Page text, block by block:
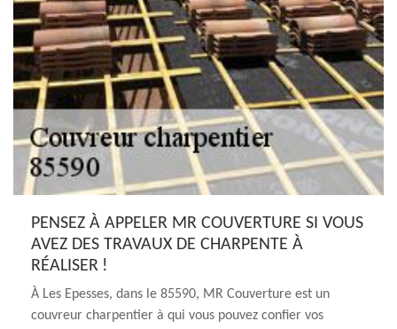
PENSEZ À APPELER MR COUVERTURE SI VOUS
AVEZ DES TRAVAUX DE CHARPENTE À
RÉALISER !
À Les Epesses, dans le 85590, MR Couverture est un
couvreur charpentier à qui vous pouvez confier vos